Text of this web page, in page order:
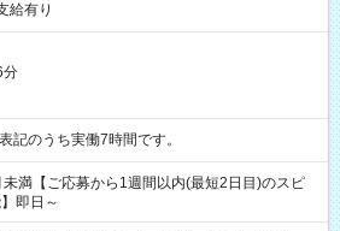
給有り
分
～17:00 ※表記のうち実働7時間です。
満【ご応募から1週間以内(最短2日目)のスピ
即日～